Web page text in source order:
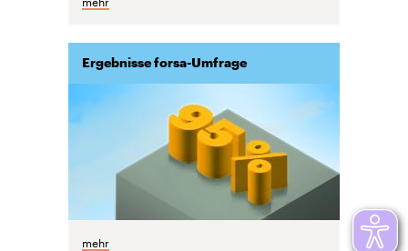
Ergebnisse forsa-Umfrage
mehr